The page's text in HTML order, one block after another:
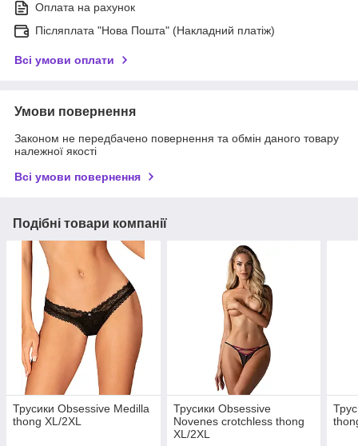
Оплата на рахунок
Післяплата "Нова Пошта" (Накладний платіж)
Всі умови оплати
Умови повернення
Законом не передбачено повернення та обмін даного товару
належної якості
Всі умови повернення
Подібні товари компанії
Трусики Obsessive Medilla
thong XL/2XL
Трусики Obsessive
Novenes crotchless thong
XL/2XL